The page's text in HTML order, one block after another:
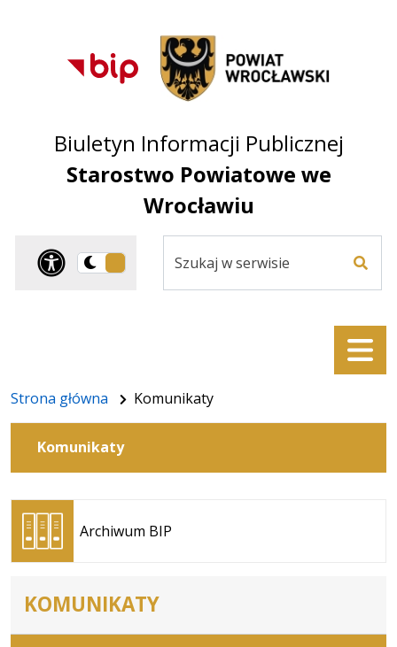
Przejdź do
głównego menu
Przejdź do treści
Przejdź do mapy
serwisu
Biuletyn Informacji Publicznej
Starostwo Powiatowe we
Wrocławiu
Panel dostosowania
Przełącz
serwisie
Menu
Strona główna Komunikaty
Komunikaty
Archiwum BIP
Otwiera
się w
nowej
karcie
KOMUNIKATY